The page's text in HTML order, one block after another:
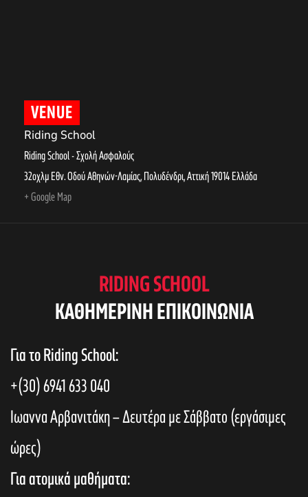
VENUE
Riding School
Riding School - Σχολή Ασφαλούς
32οχλμ Εθν. Οδού Αθηνών-Λαμίας, Πολυδένδρι,Αττική19014Ελλάδα
+ Google Map
RIDING SCHOOL
KAΘΗΜΕΡΙΝΗ ΕΠΙΚΟΙΝΩΝΙΑ
Για το Riding School:
+(30) 6941 633 040
Ιωαννα Αρβανιτάκη – Δευτέρα με Σάββατο (εργάσιμες
ώρες)
Για ατομικά μαθήματα: